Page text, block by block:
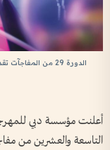
الدورة 29 من المفاجآت تقدم برنامجاً متكاملاً يجمع بين التسوق والترفيه وتجارب الطعام
أعلنت مؤسسة دبي